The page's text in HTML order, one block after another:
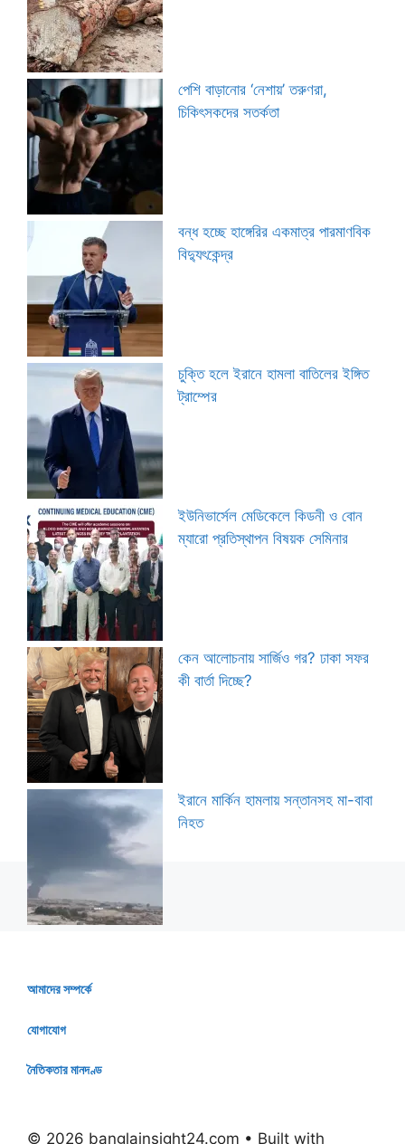
পেশি বাড়ানোর ‘নেশায়’ তরুণরা,
চিকিৎসকদের সতর্কতা
বন্ধ হচ্ছে হাঙ্গেরির একমাত্র পারমাণবিক
বিদ্যুৎকেন্দ্র
চুক্তি হলে ইরানে হামলা বাতিলের ইঙ্গিত
ট্রাম্পের
ইউনিভার্সেল মেডিকেলে কিডনী ও বোন
ম্যারো প্রতিস্থাপন বিষয়ক সেমিনার
কেন আলোচনায় সার্জিও গর? ঢাকা সফর
কী বার্তা দিচ্ছে?
ইরানে মার্কিন হামলায় সন্তানসহ মা-বাবা
নিহত
আমাদের সম্পর্কে
যোগাযোগ
নৈতিকতার মানদণ্ড
© 2026 banglainsight24.com • Built with